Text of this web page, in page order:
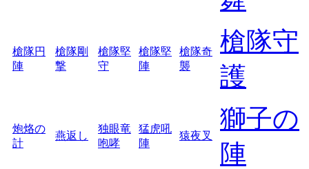
槍隊円
陣
槍隊剛
撃
槍隊堅
守
槍隊堅
陣
槍隊奇
襲
槍隊守
護
炮烙の
計
燕返し
独眼竜
咆哮
猛虎吼
陣
猿夜叉
獅子の
陣